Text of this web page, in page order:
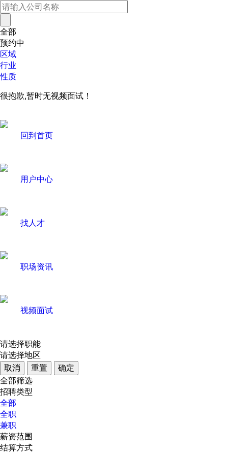
全部
预约中
区域
行业
性质
很抱歉,暂时无视频面试！
回到首页
用户中心
找人才
职场资讯
视频面试
请选择职能
请选择地区
取消
重置
确定
全部筛选
招聘类型
全部
全职
兼职
薪资范围
结算方式